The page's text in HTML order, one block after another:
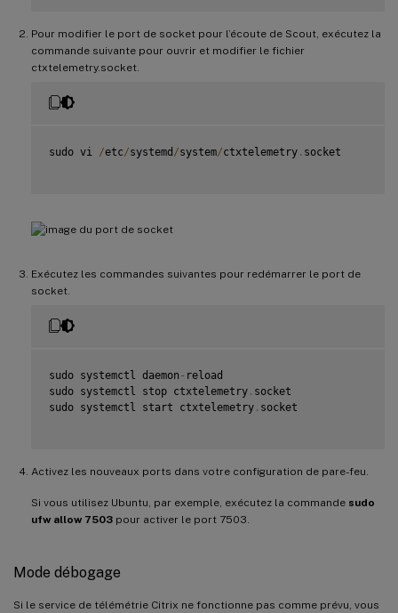
Pour modifier le port de socket pour l’écoute de Scout, exécutez la
commande suivante pour ouvrir et modifier le fichier
ctxtelemetry.socket.
sudo vi /etc/systemd /system/ctxtelemetry . socket
Exécutez les commandes suivantes pour redémarrer le port de
socket.
sudo systemctl daemon - reload
sudo systemctl stop ctxtelemetry . socket
sudo systemctl start ctxtelemetry . socket
Activez les nouveaux ports dans votre configuration de pare-feu.
Si vous utilisez Ubuntu, par exemple, exécutez la commande sudo
ufw allow 7503 pour activer le port 7503.
Mode débogage
Si le service de télémétrie Citrix ne fonctionne pas comme prévu, vous